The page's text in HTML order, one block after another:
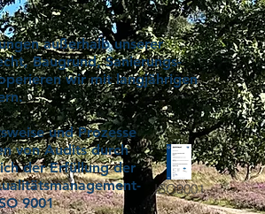
außerhalb unserer
Baugrund, Sanierungs-
wir mit langjährigen
und Prozesse
von Audits durch
der Erfüllung der
9001
ISO9001